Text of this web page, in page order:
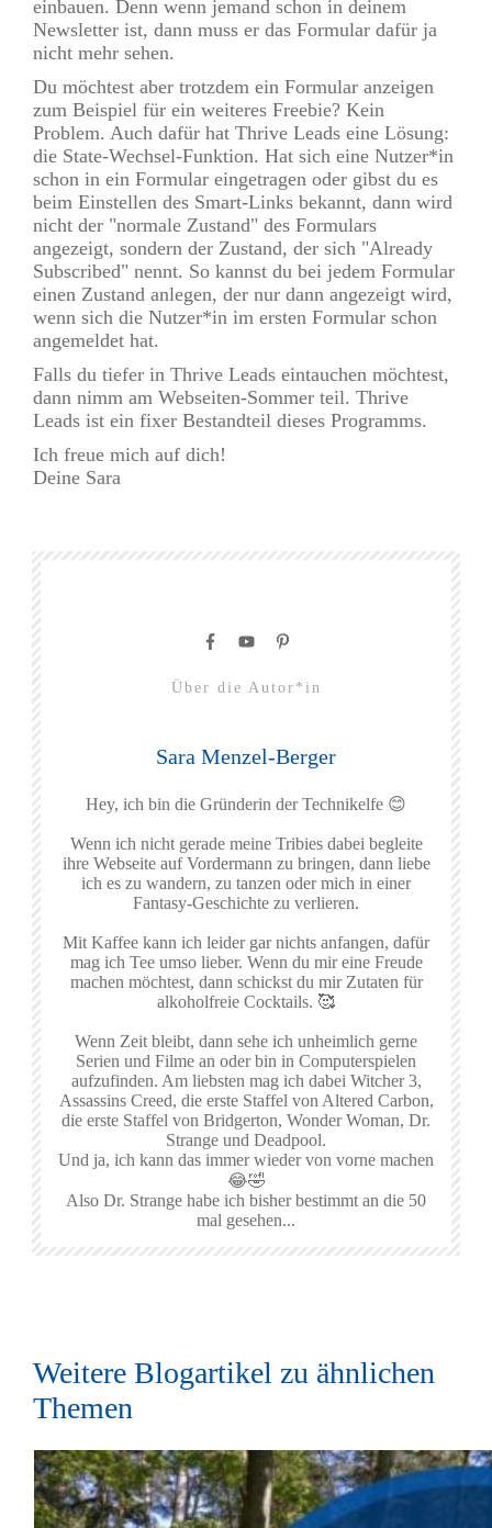
einbauen. Denn wenn jemand schon in deinem
Newsletter ist, dann muss er das Formular dafür ja
nicht mehr sehen.
Du möchtest aber trotzdem ein Formular anzeigen
zum Beispiel für ein weiteres Freebie? Kein
Problem. Auch dafür hat Thrive Leads eine Lösung:
die State-Wechsel-Funktion. Hat sich eine Nutzer*in
schon in ein Formular eingetragen oder gibst du es
beim Einstellen des Smart-Links bekannt, dann wird
nicht der "normale Zustand" des Formulars
angezeigt, sondern der Zustand, der sich "Already
Subscribed" nennt. So kannst du bei jedem Formular
einen Zustand anlegen, der nur dann angezeigt wird,
wenn sich die Nutzer*in im ersten Formular schon
angemeldet hat.
Falls du tiefer in Thrive Leads eintauchen möchtest,
dann nimm am Webseiten-Sommer teil. Thrive
Leads ist ein fixer Bestandteil dieses Programms.
Ich freue mich auf dich!
Deine Sara
Über die Autor*in
Sara Menzel-Berger
Hey, ich bin die Gründerin der Technikelfe 😊
Wenn ich nicht gerade meine Tribies dabei begleite
ihre Webseite auf Vordermann zu bringen, dann liebe
ich es zu wandern, zu tanzen oder mich in einer
Fantasy-Geschichte zu verlieren.
Mit Kaffee kann ich leider gar nichts anfangen, dafür
mag ich Tee umso lieber. Wenn du mir eine Freude
machen möchtest, dann schickst du mir Zutaten für
alkoholfreie Cocktails. 🥰
Wenn Zeit bleibt, dann sehe ich unheimlich gerne
Serien und Filme an oder bin in Computerspielen
aufzufinden. Am liebsten mag ich dabei Witcher 3,
Assassins Creed, die erste Staffel von Altered Carbon,
die erste Staffel von Bridgerton, Wonder Woman, Dr.
Strange und Deadpool.
Und ja, ich kann das immer wieder von vorne machen
😂🤣
Also Dr. Strange habe ich bisher bestimmt an die 50
mal gesehen...
Weitere Blogartikel zu ähnlichen
Themen